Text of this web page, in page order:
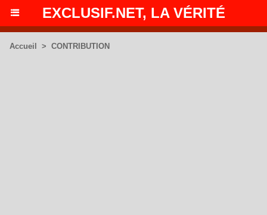
EXCLUSIF.NET, LA VÉRITÉ
Accueil > CONTRIBUTION